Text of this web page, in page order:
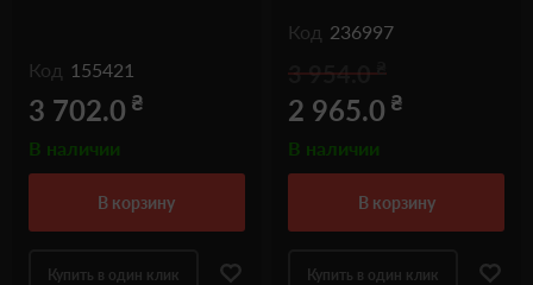
Код 155421
3 702.0 ₴
В наличии
в корзину
Купить в один клик
Код 236997
3 954.0
2 965.0 ₴
В наличии
в корзину
Купить в один клик